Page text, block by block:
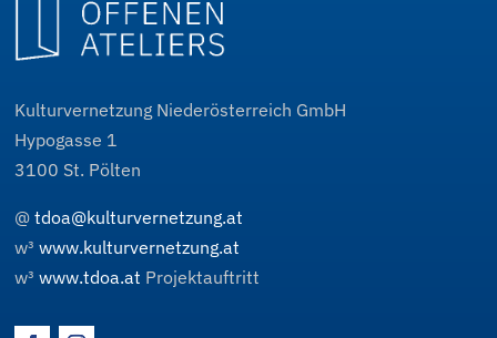
Kulturvernetzung Niederösterreich GmbH
Hypogasse 1
3100 St. Pölten
@tdoa@kulturvernetzung.at
w³www.kulturvernetzung.at
w³www.tdoa.at Projektauftritt